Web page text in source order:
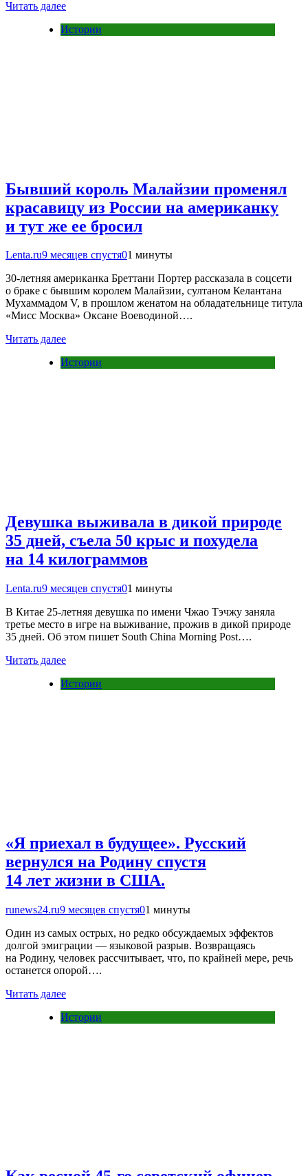
Читать далее
Истории
Бывший король Малайзии променял
красавицу из России на американку
и тут же ее бросил
Lenta.ru9 месяцев спустя01 минуты
30-летняя американка Бреттани Портер рассказала в соцсети
о браке с бывшим королем Малайзии, султаном Келантана
Мухаммадом V, в прошлом женатом на обладательнице титула
«Мисс Москва» Оксане Воеводиной….
Читать далее
Истории
Девушка выживала в дикой природе
35 дней, съела 50 крыс и похудела
на 14 килограммов
Lenta.ru9 месяцев спустя01 минуты
В Китае 25-летняя девушка по имени Чжао Тэчжу заняла
третье место в игре на выживание, прожив в дикой природе
35 дней. Об этом пишет South China Morning Post….
Читать далее
Истории
«Я приехал в будущее». Русский
вернулся на Родину спустя
14 лет жизни в США.
runews24.ru9 месяцев спустя01 минуты
Один из самых острых, но редко обсуждаемых эффектов
долгой эмиграции — языковой разрыв. Возвращаясь
на Родину, человек рассчитывает, что, по крайней мере, речь
останется опорой….
Читать далее
Истории